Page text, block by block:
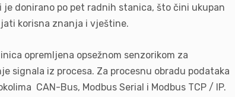
donirano po pet radnih stanica, što čini ukupan
korisna znanja i vještine.
opremljena opsežnom senzorikom za
signala iz procesa. Za procesnu obradu podataka
CAN-Bus, Modbus Serial i Modbus TCP / IP.